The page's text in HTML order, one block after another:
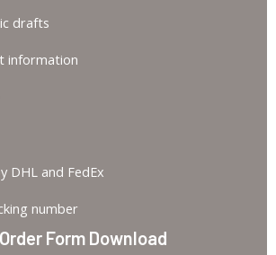
drafts
information
DHL and FedEx
number
Order Form Download